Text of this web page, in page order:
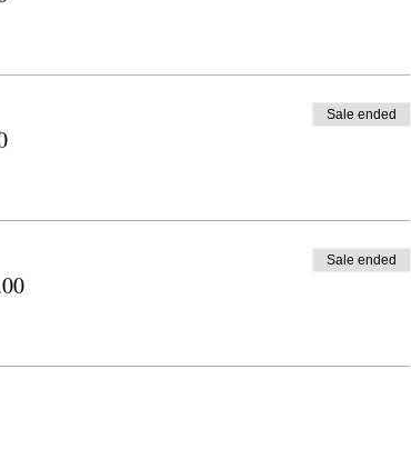
Sale ended
Sale ended